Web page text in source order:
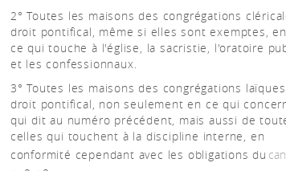
2° Toutes les maisons des congrégations
droit pontifical, même si elles sont exemptes,
ce qui touche à l'église, la sacristie, l'oratoire
et les confessionnaux.
3° Toutes les maisons des congrégations
droit pontifical, non seulement en ce qui
qui dit au numéro précédent, mais aussi de
celles qui touchent à la discipline interne, en
conformité cependant avec les obligations du